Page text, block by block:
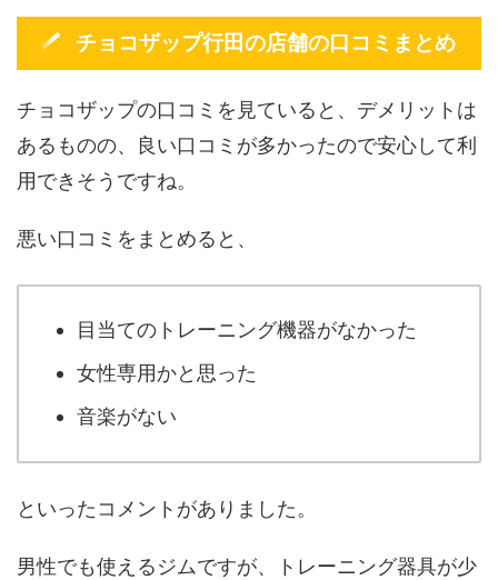
チョコザップ行田の店舗の口コミまとめ
チョコザップの口コミを見ていると、デメリットは
あるものの、良い口コミが多かったので安心して利
用できそうですね。
悪い口コミをまとめると、
目当てのトレーニング機器がなかった
女性専用かと思った
音楽がない
といったコメントがありました。
男性でも使えるジムですが、トレーニング器具が少